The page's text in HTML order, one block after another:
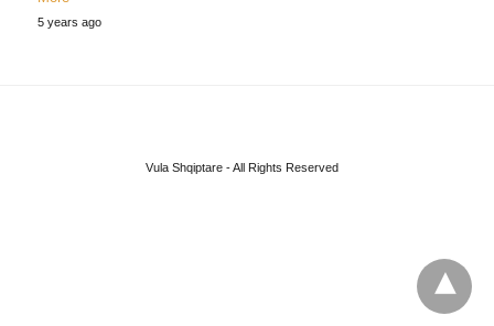
5 years ago
Vula Shqiptare - All Rights Reserved